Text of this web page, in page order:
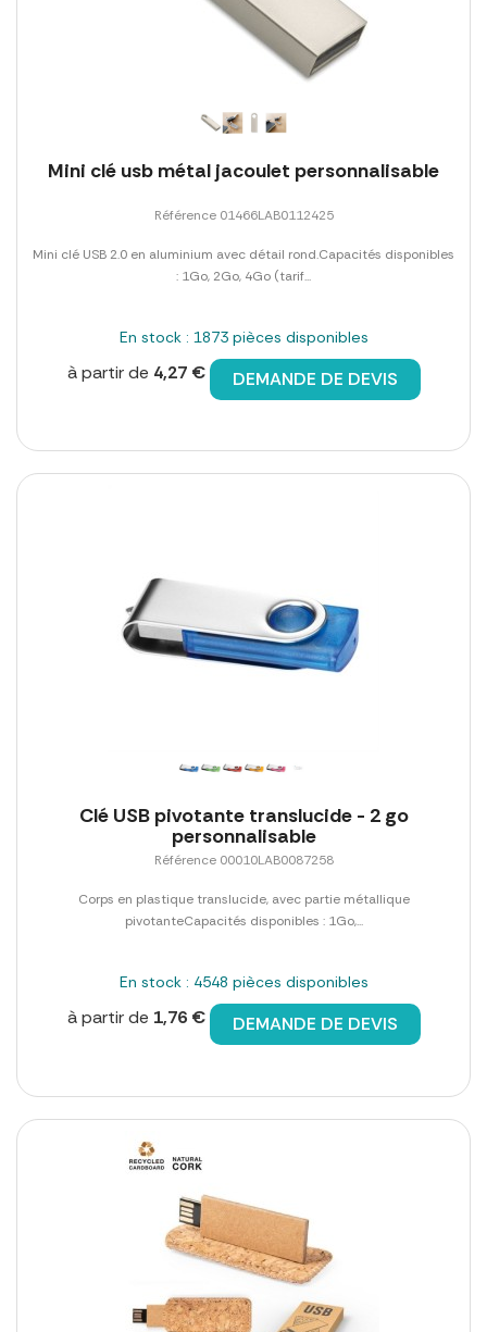
Mini clé usb métal jacoulet personnalisable
Référence 01466LAB0112425
Mini clé USB 2.0 en aluminium avec détail rond.Capacités disponibles
: 1Go, 2Go, 4Go (tarif...
En stock : 1873 pièces disponibles
à partir de 4,27 € DEMANDE DE DEVIS
Clé USB pivotante translucide - 2 go
personnalisable
Référence 00010LAB0087258
Corps en plastique translucide, avec partie métallique
pivotanteCapacités disponibles : 1Go,...
En stock : 4548 pièces disponibles
à partir de 1,76 € DEMANDE DE DEVIS